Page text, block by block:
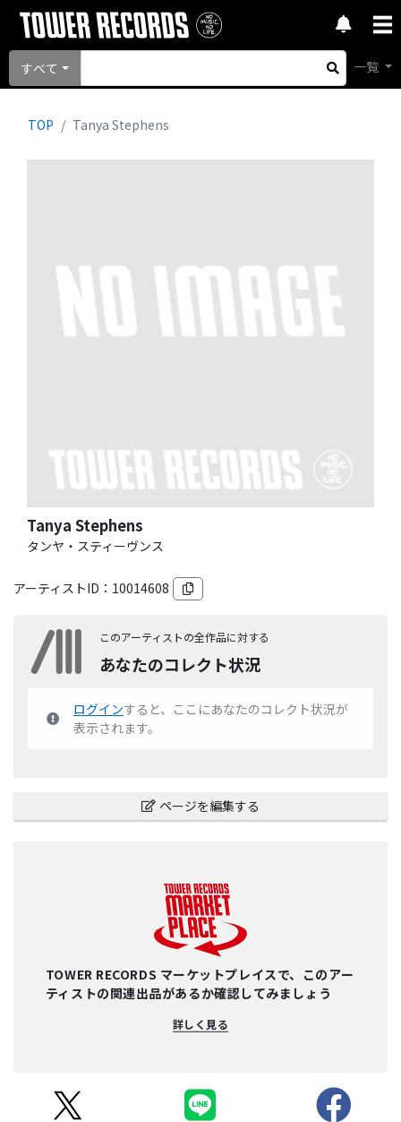
すべて 一覧
TOP Tanya Stephens
Tanya Stephens
タンヤ・スティーヴンス
アーティストID： 10014608
このアーティストの全作品に対する
あなたのコレクト状況
ログインすると、ここにあなたのコレクト状況が
表示されます。
ページを編集する
TOWER RECORDS マーケットプレイスで、このアー
ティストの関連出品があるか確認してみましょう
詳しく見る